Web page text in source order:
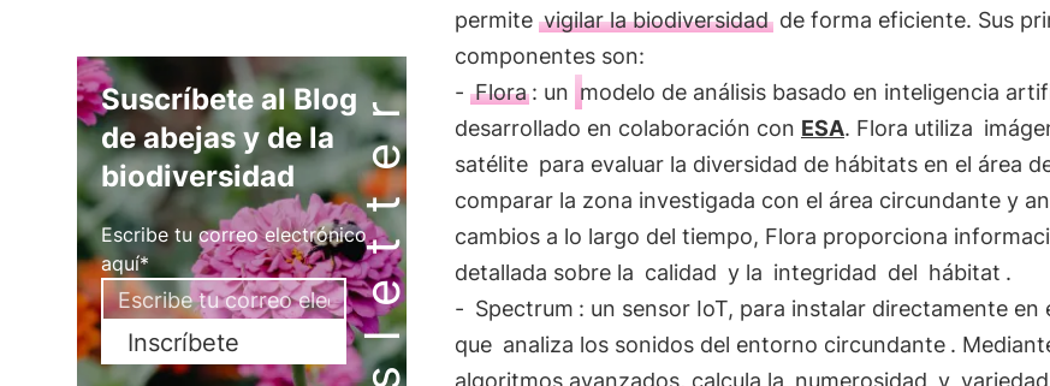
Suscríbete al Blog
de abejas y de la
biodiversidad
Escribe tu correo electrónico
aquí*
Inscríbete
permite vigilar la biodiversidadde forma eficiente. Sus
componentes son:
- Flora : un modelo de análisis basado en inteligencia
desarrollado en colaboración con ESA. Flora utiliza
satélite para evaluar la diversidad de hábitats en el área
comparar la zona investigada con el área circundante y
cambios a lo largo del tiempo, Flora proporciona
detallada sobre la calidad y la integridad del hábitat .
- Spectrum : un sensor IoT, para instalar directamente en
que analiza los sonidos del entorno circundante .
algoritmos avanzados, calcula la numerosidad y variedad